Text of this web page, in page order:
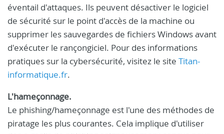
éventail d'attaques. Ils peuvent désactiver le logiciel
de sécurité sur le point d'accès de la machine ou
supprimer les sauvegardes de fichiers Windows avant
d'exécuter le rançongiciel. Pour des informations
pratiques sur la cybersécurité, visitez le site Titan-
informatique.fr.
L'hameçonnage.
Le phishing/hameçonnage est l'une des méthodes de
piratage les plus courantes. Cela implique d'utiliser